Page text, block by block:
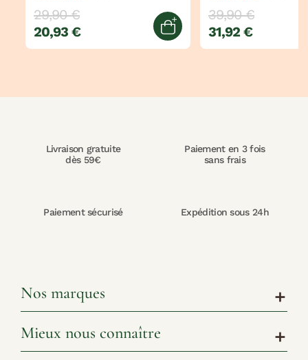
au panier
29,90 €
20,93 €
Ajouter au panier
39,90 €
31,92 €
Livraison gratuite
dès 59€
Paiement en 3 fois
sans frais
Paiement sécurisé Expédition sous 24h
Nos marques add
Mieux nous connaître add